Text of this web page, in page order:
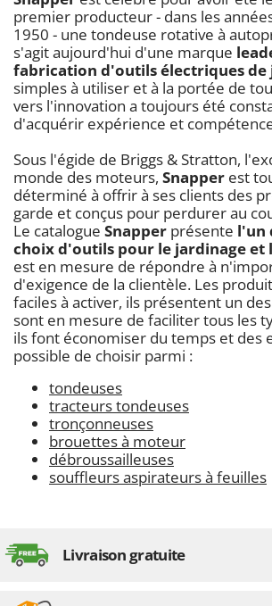
premier producteur - dans les
1950 - une tondeuse rotative à
s'agit aujourd'hui d'une marque
fabrication d'outils électriques de
simples à utiliser et à la portée de
vers l'innovation a toujours été
d'acquérir expérience et
Sous l'égide de Briggs & Stratton,
monde des moteurs, Snapper est
déterminé à offrir à ses clients des
garde et conçus pour perdurer au
Le catalogue Snapper présente l'un
choix d'outils pour le jardinage et
est en mesure de répondre à
d'exigence de la clientèle. Les
faciles à activer, ils présentent un
sont en mesure de faciliter tous les
ils font économiser du temps et des
possible de choisir parmi :
tondeuses
tracteurs tondeuses
tronçonneuses
brouettes à moteur
débroussailleuses
souffleurs aspirateurs à feuilles
Livraison gratuite